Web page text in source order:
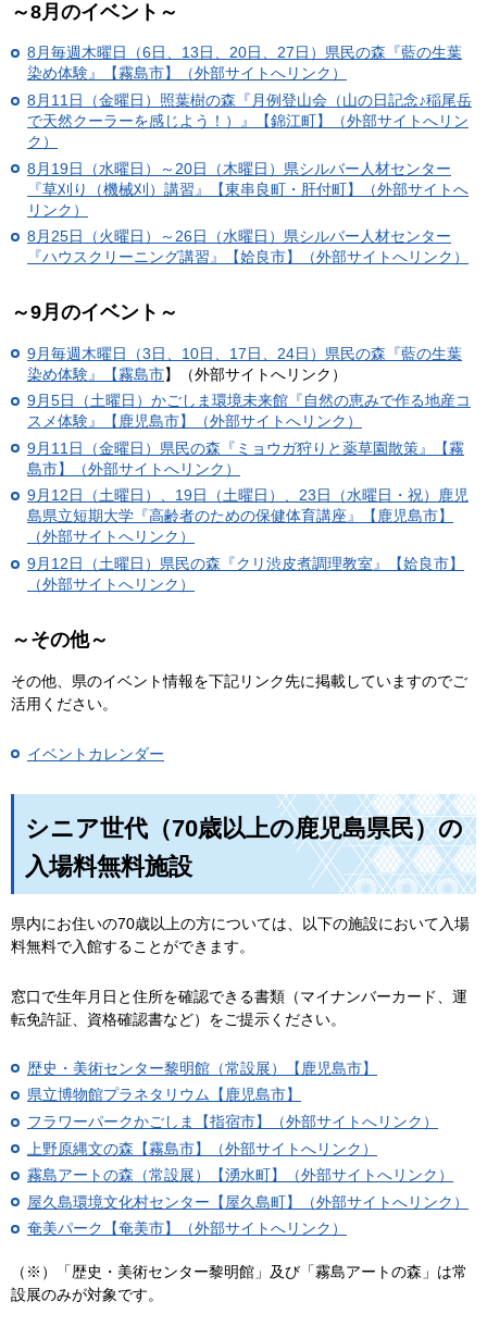
～8月のイベント～
8月毎週木曜日（6日、13日、20日、27日）県民の森『藍の生葉
染め体験』【霧島市】（外部サイトへリンク）
8月11日（金曜日）照葉樹の森『月例登山会（山の日記念♪稲尾岳
で天然クーラーを感じよう！）』【錦江町】（外部サイトへリン
ク）
8月19日（水曜日）～20日（木曜日）県シルバー人材センター
『草刈り（機械刈）講習』【東串良町・肝付町】（外部サイトへ
リンク）
8月25日（火曜日）～26日（水曜日）県シルバー人材センター
『ハウスクリーニング講習』【姶良市】（外部サイトへリンク）
～9月のイベント～
9月毎週木曜日（3日、10日、17日、24日） 県民の森『藍の生葉
染め体験』【霧島市】（外部サイトへリンク）
9月5日（土曜日）かごしま環境未来館『自然の恵みで作る地産コ
スメ体験』【鹿児島市】（外部サイトへリンク）
9月11日（金曜日）県民の森『ミョウガ狩りと薬草園散策』【霧
島市】（外部サイトへリンク）
9月12日（土曜日）、19日（土曜日）、23日（水曜日・祝）鹿児
島県立短期大学『高齢者のための保健体育講座』【鹿児島市】
（外部サイトへリンク）
9月12日（土曜日）県民の森『クリ渋皮煮調理教室』【姶良市】
（外部サイトへリンク）
～その他～
その他、県のイベント情報を下記リンク先に掲載していますのでご
活用ください。
イベントカレンダー
シニア世代（70歳以上の鹿児島県民）の
入場料無料施設
県内にお住いの70歳以上の方については、以下の施設において入場
料無料で入館することができます。
窓口で生年月日と住所を確認できる書類（マイナンバーカード、運
転免許証、資格確認書など）をご提示ください。
歴史・美術センター黎明館（常設展）【鹿児島市】
県立博物館プラネタリウム【鹿児島市】
フラワーパークかごしま【指宿市】（外部サイトへリンク）
上野原縄文の森【霧島市】（外部サイトへリンク）
霧島アートの森（常設展）【湧水町】（外部サイトへリンク）
屋久島環境文化村センター【屋久島町】（外部サイトへリンク）
奄美パーク【奄美市】（外部サイトへリンク）
（※）「歴史・美術センター黎明館」及び「霧島アートの森」は常
設展のみが対象です。